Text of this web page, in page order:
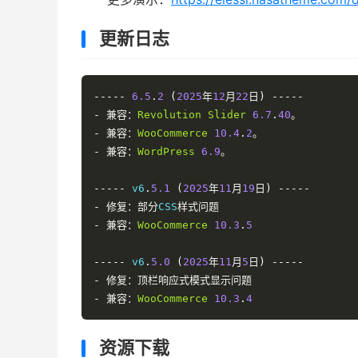
更新日志
----- 6.5 . 2 ( 2025年12月 22 日)
-----
-
兼容： Revolution Slider 6.7 . 40。
-
兼容： WooCommerce 10.4 . 2。
-
兼容： WordPress 6.9。
----- v6 . 5.1 ( 2025年11月 19 日)
-----
-
修复：部分CSS样式问题
-
兼容： WooCommerce 10.3 . 5
----- v6 . 5.0 ( 2025年11月 5 日)
-----
-
修复：顶栏响应式模式显示问题
-
兼容： WooCommerce 10.3 . 4
资源下载